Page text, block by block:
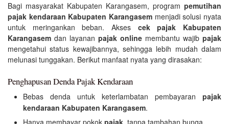
Bagi masyarakat Kabupaten Karangasem, program pemutihan
pajak kendaraan Kabupaten Karangasem menjadi solusi nyata
untuk meringankan beban. Akses cek pajak Kabupaten
Karangasem dan layanan pajak online membantu wajib pajak
mengetahui status kewajibannya, sehingga lebih mudah dalam
melunasi tunggakan. Berikut manfaat nyata yang dirasakan:
Penghapusan Denda Pajak Kendaraan
Bebas denda untuk keterlambatan pembayaran pajak
kendaraan Kabupaten Karangasem.
Hanya membayar pokok pajak, tanpa tambahan bunga.